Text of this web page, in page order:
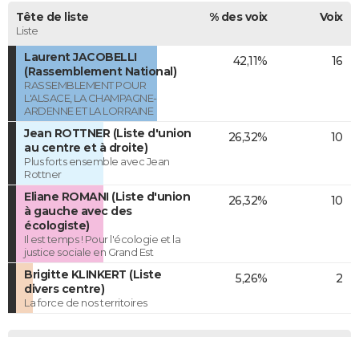
Tête de liste
Liste
% des voix Voix
Laurent JACOBELLI
(Rassemblement National)
RASSEMBLEMENT POUR
L'ALSACE, LA CHAMPAGNE-
ARDENNE ET LA LORRAINE
42,11% 16
Jean ROTTNER (Liste d'union
au centre et à droite)
Plus forts ensemble avec Jean
Rottner
26,32% 10
Eliane ROMANI (Liste d'union
à gauche avec des
écologiste)
Il est temps ! Pour l'écologie et la
justice sociale en Grand Est
26,32% 10
Brigitte KLINKERT (Liste
divers centre)
La force de nos territoires
5,26% 2